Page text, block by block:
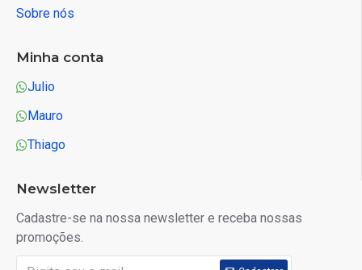
Sobre nós
Minha conta
Julio
Mauro
Thiago
Newsletter
Cadastre-se na nossa newsletter e receba nossas
promoções.